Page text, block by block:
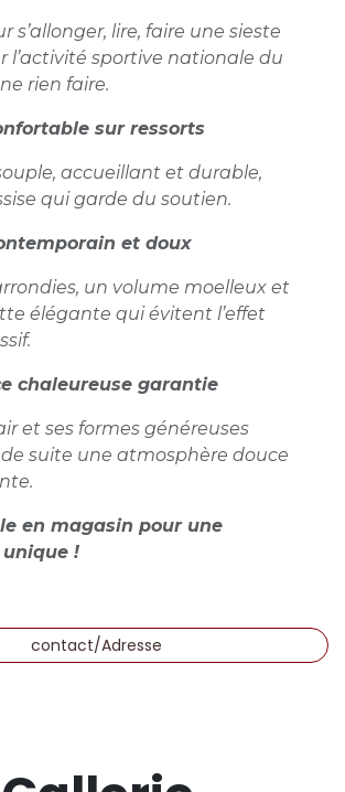
s’allonger, lire, faire une sieste
l’activité sportive nationale du
rien faire.
sur ressorts
accueillant et durable,
qui garde du soutien.
et doux
un volume moelleux et
élégante qui évitent l’effet
chaleureuse garantie
et ses formes généreuses
suite une atmosphère douce
en magasin pour une
!
contact/Adresse